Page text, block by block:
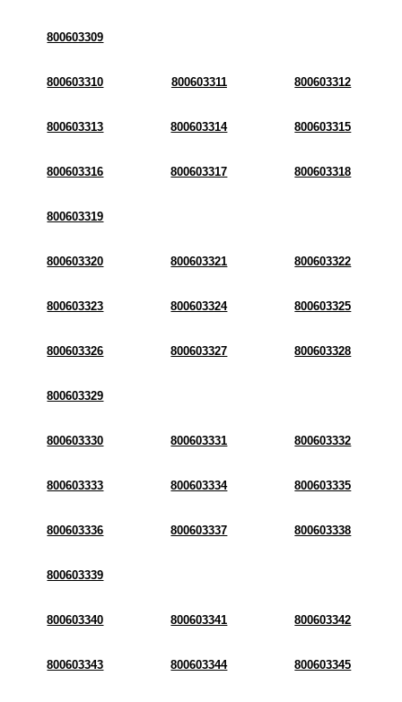
800603309
800603310 800603311 800603312
800603313 800603314 800603315
800603316 800603317 800603318
800603319
800603320 800603321 800603322
800603323 800603324 800603325
800603326 800603327 800603328
800603329
800603330 800603331 800603332
800603333 800603334 800603335
800603336 800603337 800603338
800603339
800603340 800603341 800603342
800603343 800603344 800603345